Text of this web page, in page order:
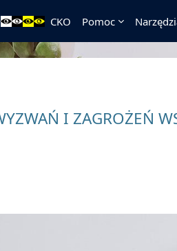
CKO Pomoc
I ZAGROŻEŃ